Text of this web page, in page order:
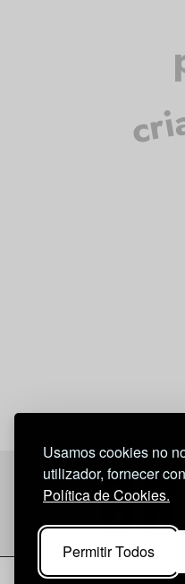
Usamos cookies no
utilizador, fornecer
Política de Cookies.
Permitir Todos